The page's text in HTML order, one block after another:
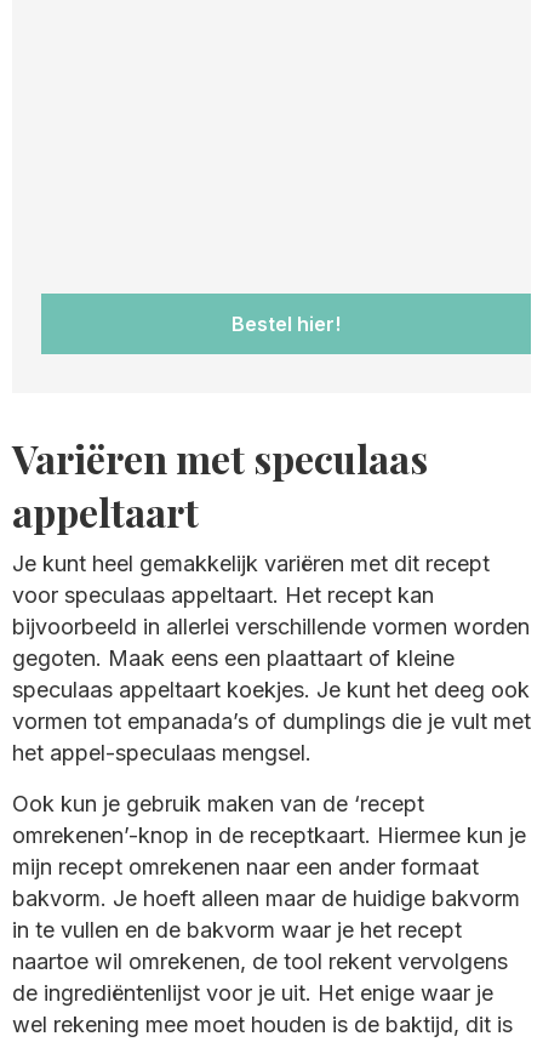
Bestel hier!
Variëren met speculaas
appeltaart
Je kunt heel gemakkelijk variëren met dit recept
voor speculaas appeltaart. Het recept kan
bijvoorbeeld in allerlei verschillende vormen worden
gegoten. Maak eens een plaattaart of kleine
speculaas appeltaart koekjes. Je kunt het deeg ook
vormen tot empanada’s of dumplings die je vult met
het appel-speculaas mengsel.
Ook kun je gebruik maken van de ‘recept
omrekenen’-knop in de receptkaart. Hiermee kun je
mijn recept omrekenen naar een ander formaat
bakvorm. Je hoeft alleen maar de huidige bakvorm
in te vullen en de bakvorm waar je het recept
naartoe wil omrekenen, de tool rekent vervolgens
de ingrediëntenlijst voor je uit. Het enige waar je
wel rekening mee moet houden is de baktijd, dit is